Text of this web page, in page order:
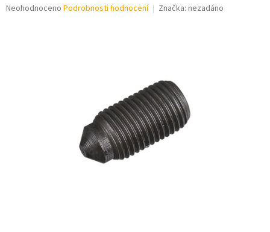
Průměrné
Neohodnoceno Podrobnosti hodnocení Značka: nezadáno